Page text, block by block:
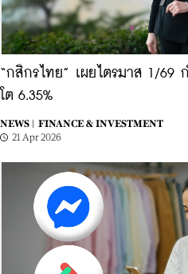
“กสิกรไทย” เผยไตรมาส 1/69
โต 6.35%
NEWS |
FINANCE & INVESTMENT
21 Apr 2026